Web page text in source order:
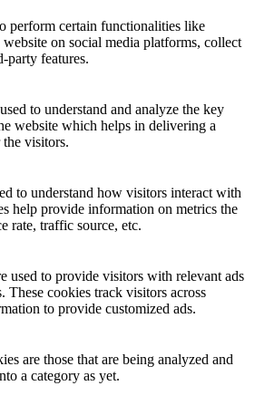
perform certain functionalities like
on social media platforms, collect
party features.
to understand and analyze the key
website which helps in delivering a
the visitors.
to understand how visitors interact with
help provide information on metrics the
rate, traffic source, etc.
used to provide visitors with relevant ads
These cookies track visitors across
to provide customized ads.
are those that are being analyzed and
a category as yet.